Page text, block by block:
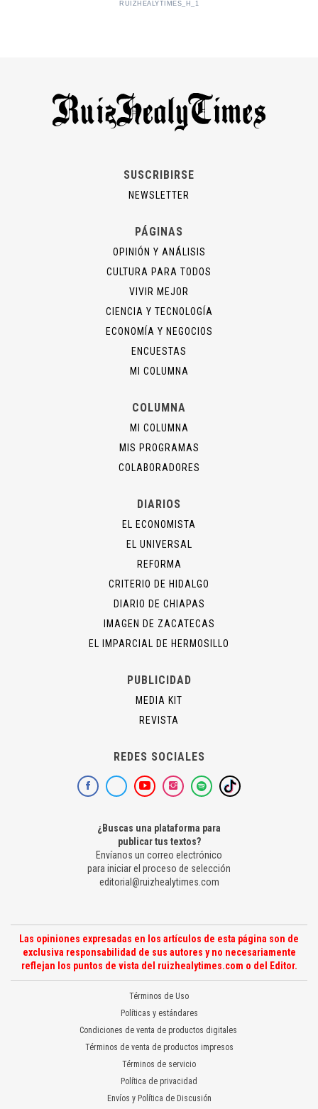
RUIZHEALYTIMES_H_1
SUSCRIBIRSE
NEWSLETTER
PÁGINAS
OPINIÓN Y ANÁLISIS
CULTURA PARA TODOS
VIVIR MEJOR
CIENCIA Y TECNOLOGÍA
ECONOMÍA Y NEGOCIOS
ENCUESTAS
MI COLUMNA
COLUMNA
MI COLUMNA
MIS PROGRAMAS
COLABORADORES
DIARIOS
EL ECONOMISTA
EL UNIVERSAL
REFORMA
CRITERIO DE HIDALGO
DIARIO DE CHIAPAS
IMAGEN DE ZACATECAS
EL IMPARCIAL DE HERMOSILLO
PUBLICIDAD
MEDIA KIT
REVISTA
REDES SOCIALES
¿Buscas una plataforma para
publicar tus textos?
Envíanos un correo electrónico
para iniciar el proceso de selección
editorial@ruizhealytimes.com
Las opiniones expresadas en los artículos de esta página son de
exclusiva responsabilidad de sus autores y no necesariamente
reflejan los puntos de vista del ruizhealytimes.com o del Editor.
Términos de Uso
Políticas y estándares
Condiciones de venta de productos digitales
Términos de venta de productos impresos
Términos de servicio
Política de privacidad
Envíos y Política de Discusión